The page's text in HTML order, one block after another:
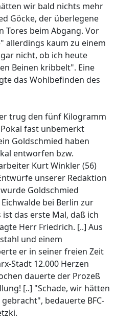
wir bald nichts mehr
Göcke, der überlegene
Tores beim Abgang. Vor
allerdings kaum zu einem
nicht, ob ich heute
Beinen kribbelt". Eine
das Wohlbefinden des
trug den fünf Kilogramm
fast unbemerkt
Goldschmied haben
entworfen bzw.
Kurt Winkler (56)
unserer Redaktion
Goldschmied
bei Berlin zur
das erste Mal, daß ich
Herr Friedrich. [..] Aus
und einem
er in seiner freien Zeit
Stadt 12.000 Herzen
dauerte der Prozeß
[..] "Schade, wir hätten
bedauerte BFC-